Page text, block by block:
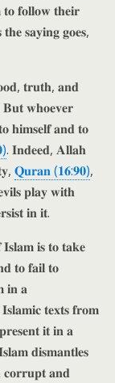
𝐟𝐨𝐥𝐥𝐨𝐰 𝐭𝐡𝐞𝐢𝐫
𝐬𝐚𝐲𝐢𝐧𝐠 𝐠𝐨𝐞𝐬,
𝐭𝐫𝐮𝐭𝐡, 𝐚𝐧𝐝
𝐁𝐮𝐭 𝐰𝐡𝐨𝐞𝐯𝐞𝐫
𝐡𝐢𝐦𝐬𝐞𝐥𝐟 𝐚𝐧𝐝 𝐭𝐨
. 𝐈𝐧𝐝𝐞𝐞𝐝, 𝐀𝐥𝐥𝐚𝐡
𝐐𝐮𝐫𝐚𝐧 (𝟏𝟔:𝟗𝟎),
𝐩𝐥𝐚𝐲 𝐰𝐢𝐭𝐡
𝐢𝐧 𝐢𝐭.
𝐢𝐬 𝐭𝐨 𝐭𝐚𝐤𝐞
𝐭𝐨 𝐟𝐚𝐢𝐥 𝐭𝐨
𝐢𝐧 𝐚
𝐭𝐞𝐱𝐭𝐬 𝐟𝐫𝐨𝐦
𝐢𝐭 𝐢𝐧 𝐚
𝐝𝐢𝐬𝐦𝐚𝐧𝐭𝐥𝐞𝐬
𝐜𝐨𝐫𝐫𝐮𝐩𝐭 𝐚𝐧𝐝